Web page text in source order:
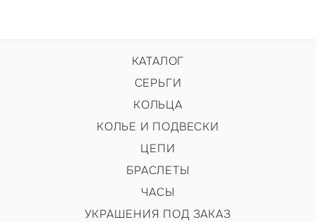
КАТАЛОГ
СЕРЬГИ
КОЛЬЦА
КОЛЬЕ И ПОДВЕСКИ
ЦЕПИ
БРАСЛЕТЫ
ЧАСЫ
УКРАШЕНИЯ ПОД ЗАКАЗ